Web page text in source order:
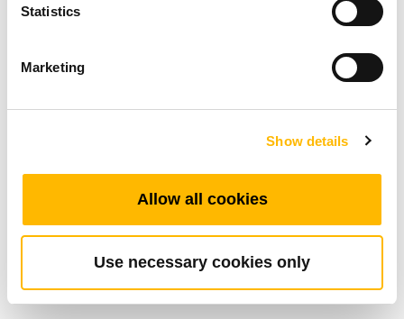
Statistics
Marketing
Show details
Allow all cookies
Use necessary cookies only
가구분야
상입니다. TA14는 「다이렉트 컷 시스템」 사용
보다 간단한 시스템 구성과 가격 경쟁력을 확보
외 상단 브라켓의 다양한 옵션 선택이 가능합니